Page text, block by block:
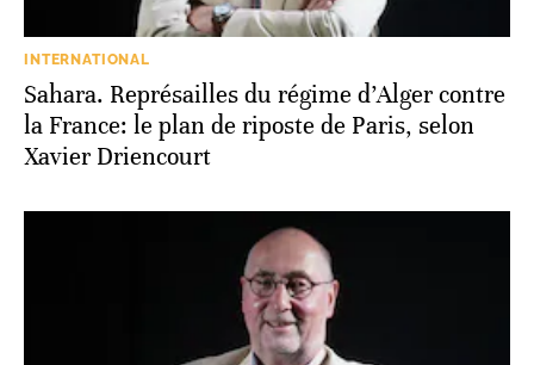
INTERNATIONAL
Sahara. Représailles du régime d’Alger contre
la France: le plan de riposte de Paris, selon
Xavier Driencourt